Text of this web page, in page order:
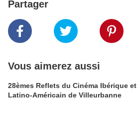
Partager
Vous aimerez aussi
28èmes Reflets du Cinéma Ibérique et
Latino-Américain de Villeurbanne